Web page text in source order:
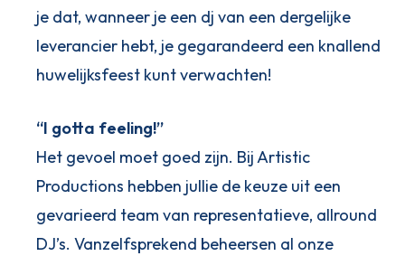
je dat, wanneer je een dj van een dergelijke
leverancier hebt, je gegarandeerd een knallend
huwelijksfeest kunt verwachten!
“I gotta feeling!”
Het gevoel moet goed zijn. Bij Artistic
Productions hebben jullie de keuze uit een
gevarieerd team van representatieve, allround
DJ’s. Vanzelfsprekend beheersen al onze